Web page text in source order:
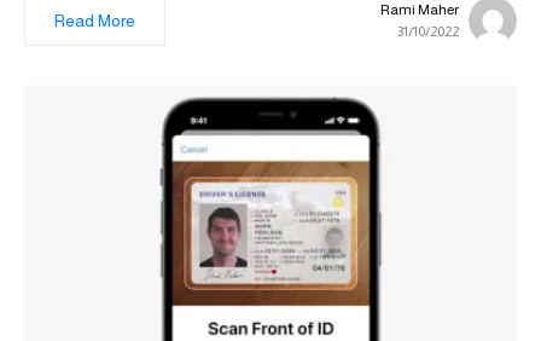
Rami Maher
31/10/2022
Read More